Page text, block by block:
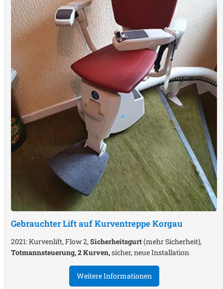
Gebrauchter Lift auf KurventreppeKorgau
2021: Kurvenlift, Flow 2, Sicherheitsgurt(mehr Sicherheit),
Totmannsteuerung, 2 Kurven,sicher, neue Installation
Weitere Informationen